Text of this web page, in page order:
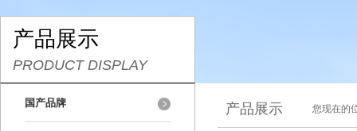
产品展示
PRODUCT DISPLAY
国产品牌 产品展示 您现在的